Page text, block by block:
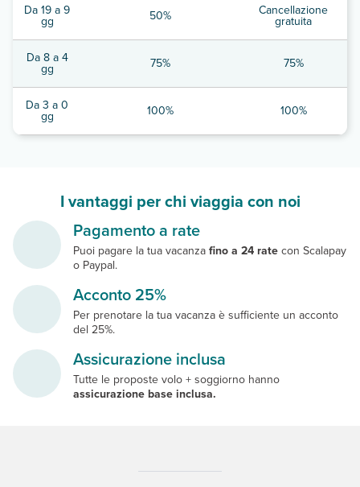
Da 19 a 9
gg 50% Cancellazione
gratuita
Da 8 a 4
gg 75% 75%
Da 3 a 0
gg 100% 100%
I vantaggi per chi viaggia con noi
Pagamento a rate
Puoi pagare la tua vacanzafino a 24 ratecon Scalapay
o Paypal.
Acconto 25%
Per prenotare la tua vacanza è sufficiente un acconto
del 25%.
Assicurazione inclusa
Tutte le proposte volo + soggiorno hanno
assicurazione base inclusa.